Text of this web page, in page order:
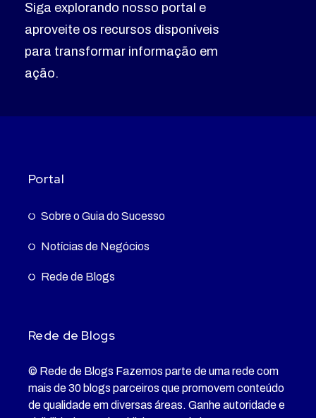
Siga explorando nosso portal e
aproveite os recursos disponíveis
para transformar informação em
ação.
Portal
Sobre o Guia do Sucesso
Notícias de Negócios
Rede de Blogs
Rede de Blogs
© Rede de Blogs Fazemos parte de uma rede com
mais de 30 blogs parceiros que promovem conteúdo
de qualidade em diversas áreas. Ganhe autoridade e